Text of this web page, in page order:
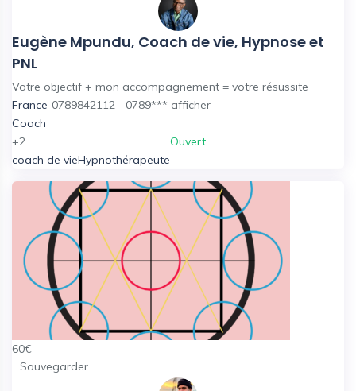
Eugène Mpundu, Coach de vie, Hypnose et
PNL
Votre objectif + mon accompagnement = votre résussite
France 0789842112 0789*** afficher
Coach
+2
coach de vieHypnothérapeute
Ouvert
60€
Sauvegarder